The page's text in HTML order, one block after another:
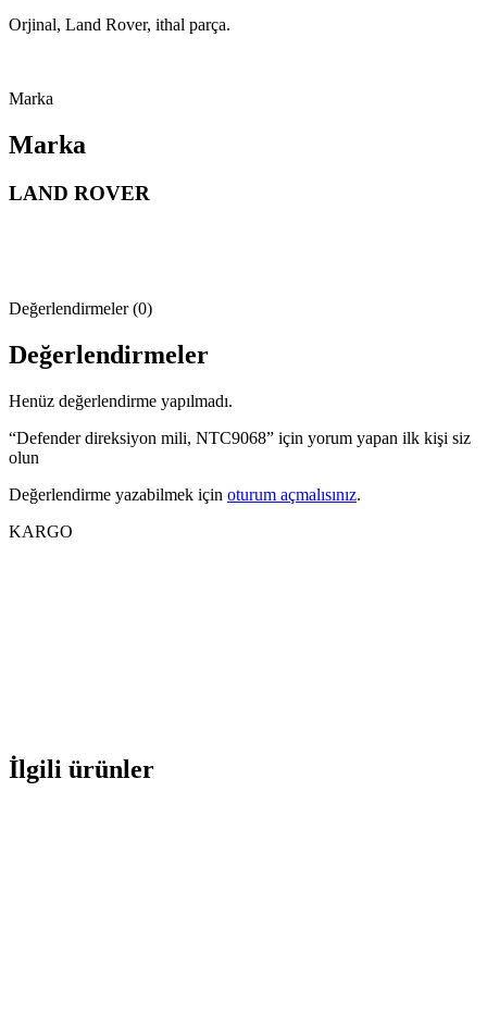
Orjinal, Land Rover, ithal parça.
Marka
Marka
LAND ROVER
Değerlendirmeler (0)
Değerlendirmeler
Henüz değerlendirme yapılmadı.
“Defender direksiyon mili, NTC9068” için yorum yapan ilk kişi siz
olun
Değerlendirme yazabilmek için oturum açmalısınız.
KARGO
İlgili ürünler